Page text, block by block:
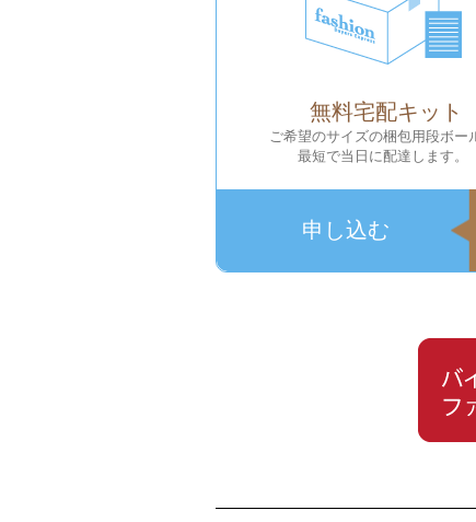
無料宅配キット
ご希望のサイズの梱包用段ボー
最短で当日に配達します。
申し込む